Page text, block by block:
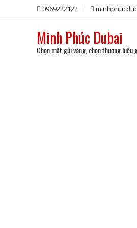
0969222122
Minh Phúc Dubai
Chọn mặt gửi vàng, chọn thương hiệu